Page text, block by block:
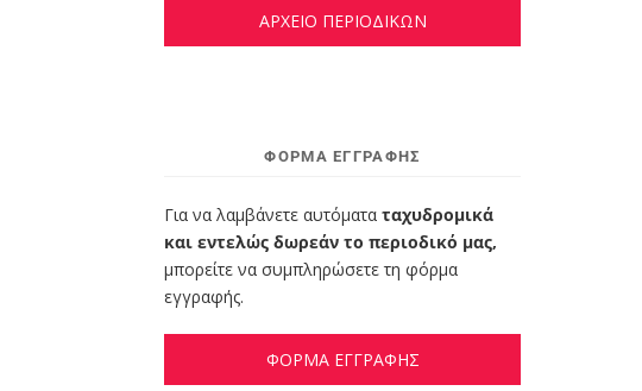
ΑΡΧΕΙΟ ΠΕΡΙΟΔΙΚΩΝ
ΦΌΡΜΑ ΕΓΓΡΑΦΉΣ
Για να λαμβάνετε αυτόματα ταχυδρομικά
και εντελώς δωρεάν το περιοδικό μας,
μπορείτε να συμπληρώσετε τη φόρμα
εγγραφής.
ΦΟΡΜΑ ΕΓΓΡΑΦΗΣ